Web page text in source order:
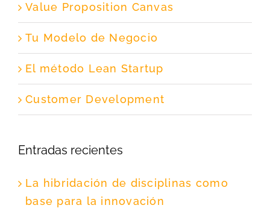
Value Proposition Canvas
Tu Modelo de Negocio
El método Lean Startup
Customer Development
Entradas recientes
La hibridación de disciplinas como
base para la innovación